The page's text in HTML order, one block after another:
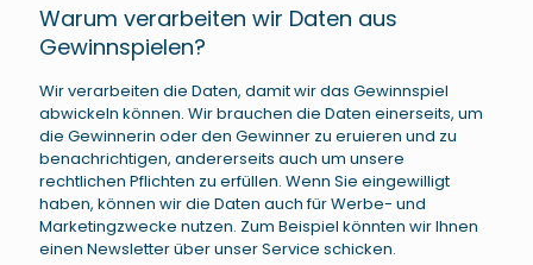
Warum verarbeiten wir Daten aus
Gewinnspielen?
Wir verarbeiten die Daten, damit wir das Gewinnspiel
abwickeln können. Wir brauchen die Daten einerseits, um
die Gewinnerin oder den Gewinner zu eruieren und zu
benachrichtigen, andererseits auch um unsere
rechtlichen Pflichten zu erfüllen. Wenn Sie eingewilligt
haben, können wir die Daten auch für Werbe- und
Marketingzwecke nutzen. Zum Beispiel könnten wir Ihnen
einen Newsletter über unser Service schicken.